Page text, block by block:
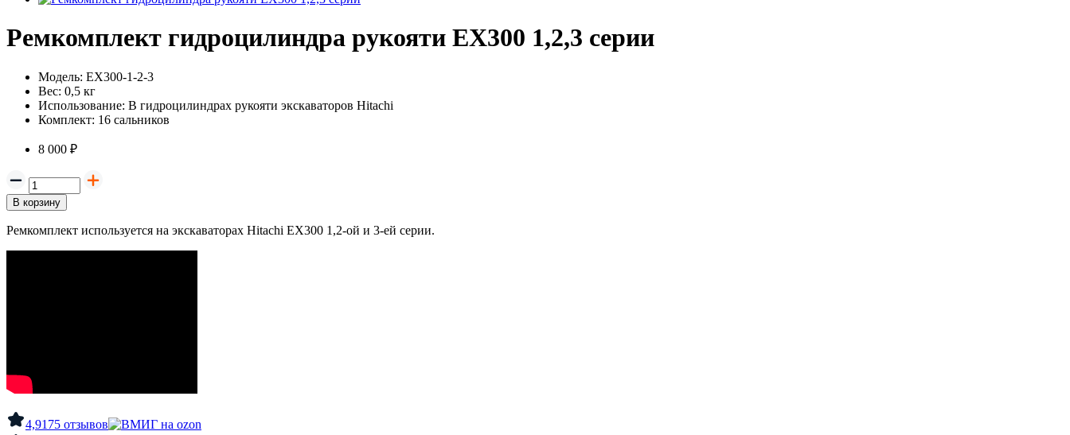
Ремкомплект гидроцилиндра рукояти EX300 1,2,3 серии
Модель: EX300-1-2-3
Вес: 0,5 кг
Использование: В гидроцилиндрах рукояти экскаваторов Hitachi
Комплект: 16 сальников
8 000 ₽
В корзину
Ремкомплект используется на экскаваторах Hitachi EX300 1,2-ой и 3-ей серии.
4,9175 отзывов